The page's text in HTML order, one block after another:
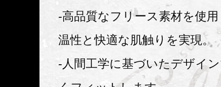
-高品質なフリース素材を使
温性と快適な肌触りを実現。
-人間工学に基づいたデザイ